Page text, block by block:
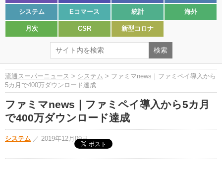
システム Eコマース 統計 海外
月次 CSR 新型コロナ
流通スーパーニュース > システム > ファミマnews｜ファミペイ導入から
5カ月で400万ダウンロード達成
ファミマnews｜ファミペイ導入から5カ月
で400万ダウンロード達成
システム ／ 2019年12月09日